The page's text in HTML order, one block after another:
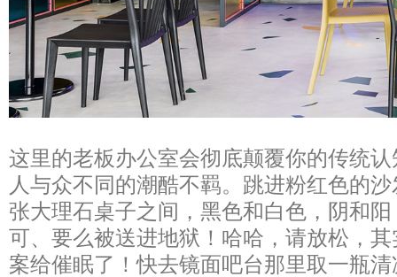
这里的老板办公室会彻底颠覆你的传统
人与众不同的潮酷不羁。跳进粉红色的
张大理石桌子之间，黑色和白色，阴和
可、要么被送进地狱！哈哈，请放松，
案给催眠了！快去镜面吧台那里取一瓶